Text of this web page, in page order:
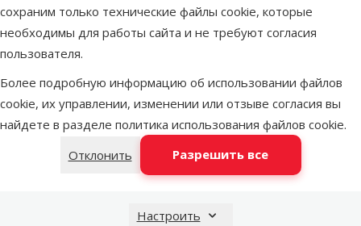
сохраним только технические файлы cookie, которые
необходимы для работы сайта и не требуют согласия
пользователя.
Более подробную информацию об использовании файлов
cookie, их управлении, изменении или отзыве согласия вы
найдете в разделе политика использования файлов cookie.
Отклонить
Разрешить все
Настроить
Цена
4,49 €
Свисток – Trixie, Silent whistle, frequency
protection, 8 см
Оценка 0%